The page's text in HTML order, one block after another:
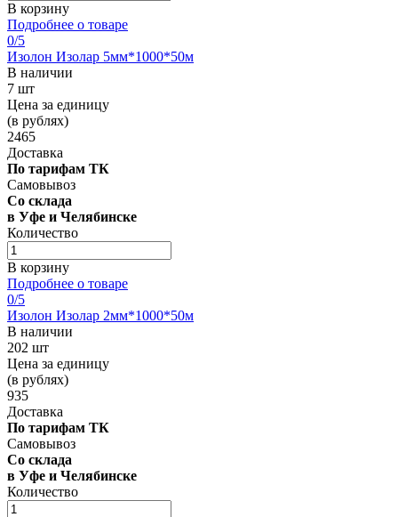
В корзину
Подробнее о товаре
0/5
Изолон Изолар 5мм*1000*50м
В наличии
7 шт
Цена за единицу
(в рублях)
2465
Доставка
По тарифам ТК
Самовывоз
Со склада
в Уфе и Челябинске
Количество
В корзину
Подробнее о товаре
0/5
Изолон Изолар 2мм*1000*50м
В наличии
202 шт
Цена за единицу
(в рублях)
935
Доставка
По тарифам ТК
Самовывоз
Со склада
в Уфе и Челябинске
Количество